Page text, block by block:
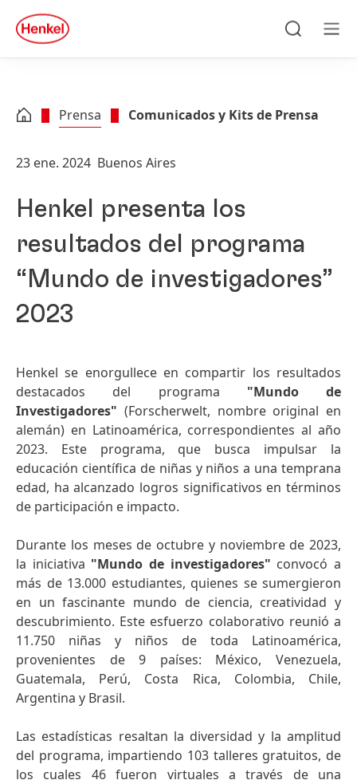
Skip to footer
quick
search
Prensa Comunicados y Kits de Prensa
23 ene. 2024 Buenos Aires
Henkel presenta los
resultados del programa
“Mundo de investigadores”
2023
Henkel se enorgullece en compartir los resultados
destacados del programa "Mundo de
Investigadores" (Forscherwelt, nombre original en
alemán) en Latinoamérica, correspondientes al año
2023. Este programa, que busca impulsar la
educación científica de niñas y niños a una temprana
edad, ha alcanzado logros significativos en términos
de participación e impacto.
Durante los meses de octubre y noviembre de 2023,
la iniciativa "Mundo de investigadores" convocó a
más de 13.000 estudiantes, quienes se sumergieron
en un fascinante mundo de ciencia, creatividad y
descubrimiento. Este esfuerzo colaborativo reunió a
11.750 niñas y niños de toda Latinoamérica,
provenientes de 9 países: México, Venezuela,
Guatemala, Perú, Costa Rica, Colombia, Chile,
Argentina y Brasil.
Las estadísticas resaltan la diversidad y la amplitud
del programa, impartiendo 103 talleres gratuitos, de
los cuales 46 fueron virtuales a través de una